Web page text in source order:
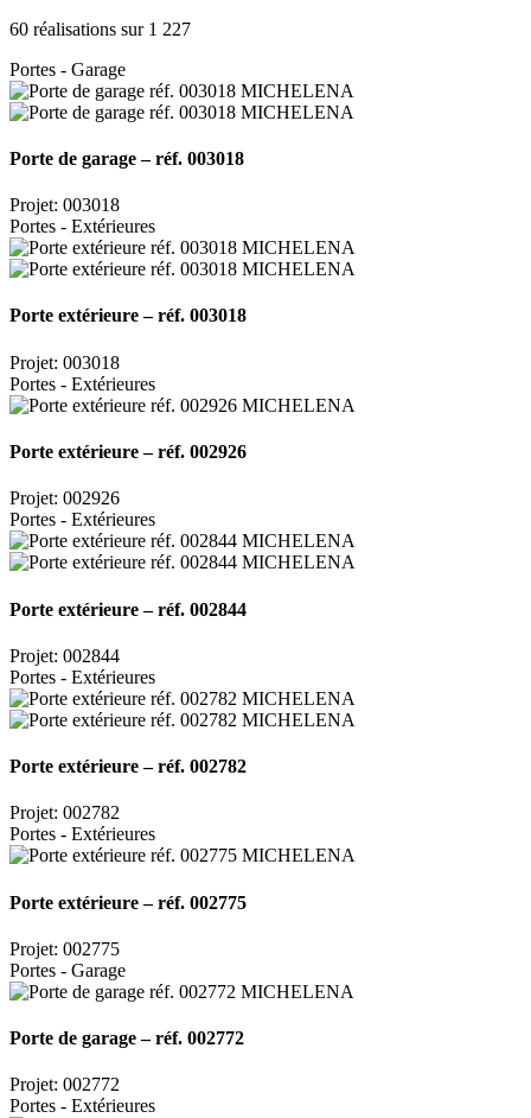
60 réalisations sur 1 227
Portes - Garage
Porte de garage – réf. 003018
Projet: 003018
Portes - Extérieures
Porte extérieure – réf. 003018
Projet: 003018
Portes - Extérieures
Porte extérieure – réf. 002926
Projet: 002926
Portes - Extérieures
Porte extérieure – réf. 002844
Projet: 002844
Portes - Extérieures
Porte extérieure – réf. 002782
Projet: 002782
Portes - Extérieures
Porte extérieure – réf. 002775
Projet: 002775
Portes - Garage
Porte de garage – réf. 002772
Projet: 002772
Portes - Extérieures